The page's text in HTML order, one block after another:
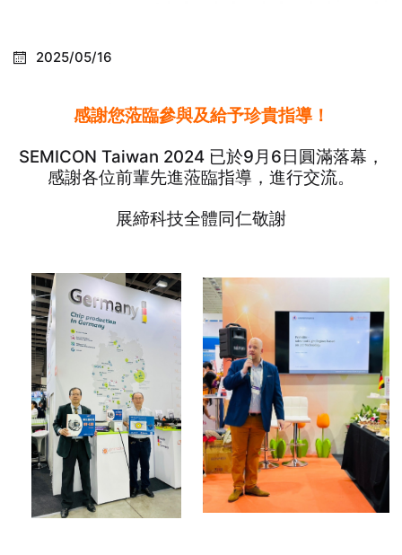
2025/05/16
感謝您蒞臨參與及給予珍貴指導！
SEMICON Taiwan 2024 已於9月6日圓滿落幕，
感謝各位前輩先進蒞臨指導，進行交流。
展締科技全體同仁敬謝